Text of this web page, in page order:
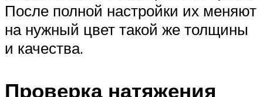
После полной настройки их меняют
на нужный цвет такой же толщины
и качества.
Проверка натяжения